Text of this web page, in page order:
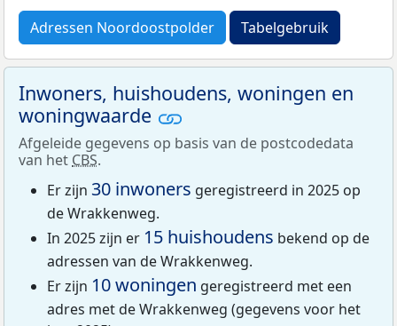
Adressen Noordoostpolder Tabelgebruik
Inwoners, huishoudens, woningen en
woningwaarde
Afgeleide gegevens op basis van de postcodedata
van het CBS.
Er zijn 30 inwoners geregistreerd in 2025 op
de Wrakkenweg.
In 2025 zijn er 15 huishoudens bekend op de
adressen van de Wrakkenweg.
Er zijn 10 woningen geregistreerd met een
adres met de Wrakkenweg (gegevens voor het